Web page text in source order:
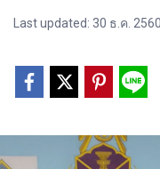
Last updated: 30 ธ.ค. 2560